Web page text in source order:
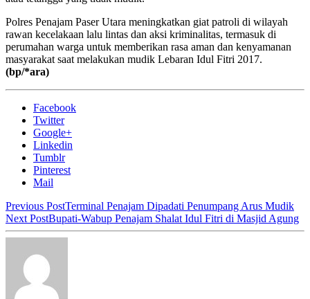
Polres Penajam Paser Utara meningkatkan giat patroli di wilayah
rawan kecelakaan lalu lintas dan aksi kriminalitas, termasuk di
perumahan warga untuk memberikan rasa aman dan kenyamanan
masyarakat saat melakukan mudik Lebaran Idul Fitri 2017.
(bp/*ara)
Facebook
Twitter
Google+
Linkedin
Tumblr
Pinterest
Mail
Previous PostTerminal Penajam Dipadati Penumpang Arus Mudik
Next PostBupati-Wabup Penajam Shalat Idul Fitri di Masjid Agung